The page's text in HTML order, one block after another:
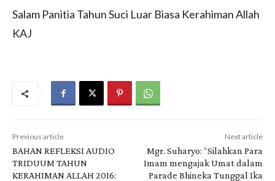
d
i
e
r
Salam Panitia Tahun Suci Luar Biasa Kerahiman Allah
KAJ
Previous article
BAHAN REFLEKSI AUDIO
TRIDUUM TAHUN
KERAHIMAN ALLAH 2016:
Next article
Mgr. Suharyo: “Silahkan Para
Imam mengajak Umat dalam
Parade Bhineka Tunggal Ika